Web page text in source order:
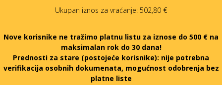
Ukupan iznos za vraćanje: 502,80 €
Nove korisnike ne tražimo platnu listu za iznose do 500 € na
maksimalan rok do 30 dana!
Prednosti za stare (postojeće korisnike): nije potrebna
verifikacija osobnih dokumenata, mogućnost odobrenja bez
platne liste